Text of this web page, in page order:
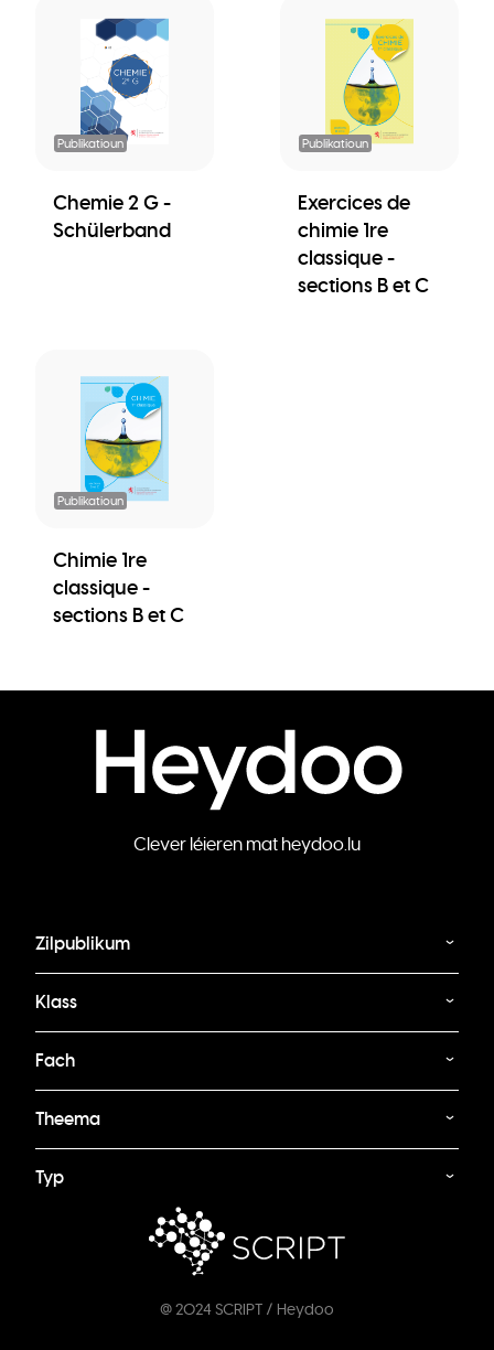
Publikatioun
Chemie 2 G -
Schülerband
Publikatioun
Exercices de
chimie 1re
classique -
sections B et C
Publikatioun
Chimie 1re
classique -
sections B et C
Clever léieren mat heydoo.lu
Zilpublikum
Klass
Fach
Theema
Typ
@ 2024 SCRIPT / Heydoo